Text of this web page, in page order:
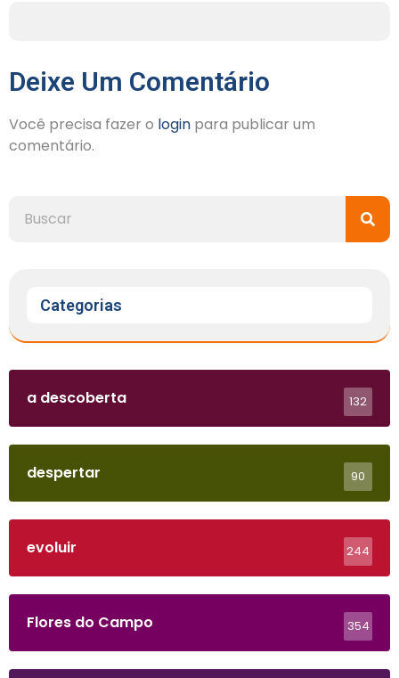
Deixe Um Comentário
Você precisa fazer o login para publicar um
comentário.
Categorias
a descoberta 132
despertar 90
evoluir 244
Flores do Campo 354